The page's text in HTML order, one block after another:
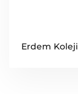
Erdem Koleji